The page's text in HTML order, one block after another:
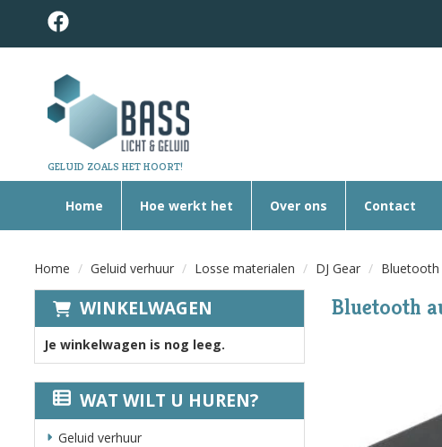
GELUID ZOALS HET HOORT!
Home Hoe werkt het Over ons Contact
Home Geluid verhuur Losse materialen DJ Gear Bluetooth
WINKELWAGEN
Je winkelwagen is nog leeg.
WAT WILT U HUREN?
Geluid verhuur
Bluetooth